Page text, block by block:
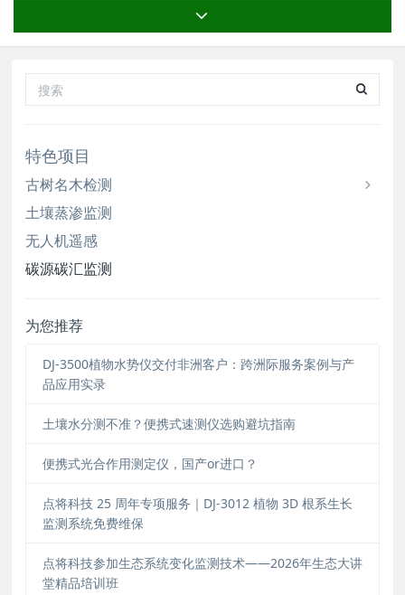
星进行。地基传感器可以直观获取高精度的气体浓
度信息，全球大约有一百个站点用于此目的。碳卫
星则利用二氧化碳在近红外和短波红外波段的吸收
特
特色项目
古树名木检测
土壤蒸渗监测
无人机遥感
碳源碳汇监测
为您推荐
DJ-3500植物水势仪交付非洲客户：跨洲际服务案例与产
品应用实录
土壤水分测不准？便携式速测仪选购避坑指南
便携式光合作用测定仪，国产or进口？
点将科技 25 周年专项服务｜DJ-3012 植物 3D 根系生长
监测系统免费维保
点将科技参加生态系统变化监测技术——2026年生态大讲
堂精品培训班